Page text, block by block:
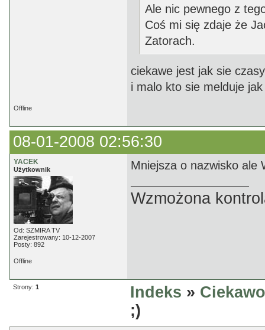
Ale nic pewnego z
Coś mi się zdaje że
Zatorach.
ciekawe jest jak sie
i malo kto sie melduje
Offline
08-01-2008 02:56:30
YACEK
Użytkownik
Od: SZMIRA TV
Zarejestrowany: 10-12-2007
Posty: 892
Mniejsza o nazwisko ale
Wzmożona
Offline
Strony: 1 Indeks »
;)